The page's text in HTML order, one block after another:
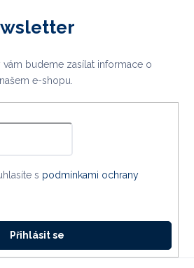
budeme zasílat informace o
e-shopu.
s podmínkami ochrany
Přihlásit se